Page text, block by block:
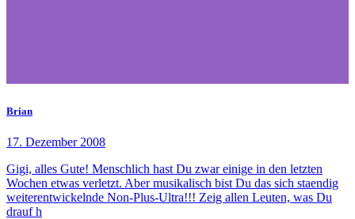
Brian
17. Dezember 2008
Gigi, alles Gute! Menschlich hast Du zwar einige in den letzten
Wochen etwas verletzt. Aber musikalisch bist Du das sich staendig
weiterentwickelnde Non-Plus-Ultra!!! Zeig allen Leuten, was Du
drauf h